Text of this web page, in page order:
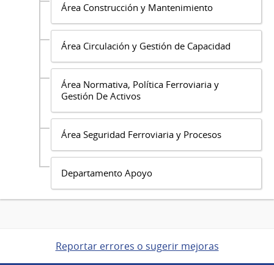
Área Construcción y Mantenimiento
Área Circulación y Gestión de Capacidad
Área Normativa, Política Ferroviaria y
Gestión De Activos
Área Seguridad Ferroviaria y Procesos
Departamento Apoyo
Reportar errores o sugerir mejoras